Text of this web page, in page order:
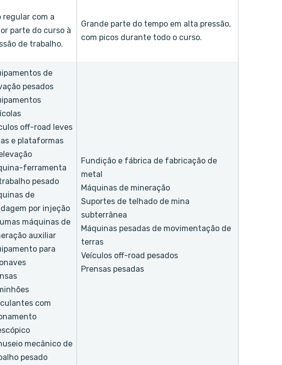
regular com a
parte do curso à
de trabalho.
Grande parte do tempo em alta pressão,
com picos durante todo o curso.
de
pesados
off-road leves
e plataformas
ferramenta
pesado
de
por injeção
máquinas de
auxiliar
para
com
mecânico de
pesado
Fundição e fábrica de fabricação de
metal
Máquinas de mineração
Suportes de telhado de mina
subterrânea
Máquinas pesadas de movimentação de
terras
Veículos off-road pesados
Prensas pesadas